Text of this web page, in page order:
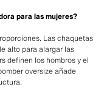
para las mujeres?
Las chaquetas
alto para alargar las
definen los hombros y el
oversize añade